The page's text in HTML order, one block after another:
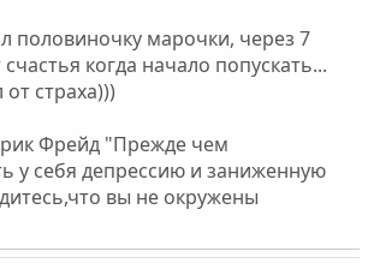
половиночку марочки, через 7
когда начало попускать...
страха)))
Фрейд "Прежде чем
у себя депрессию и заниженную
вы не окружены